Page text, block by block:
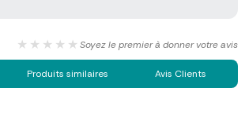
★★★★★ Soyez le premier à donner votre avis
Produits similaires Avis Clients